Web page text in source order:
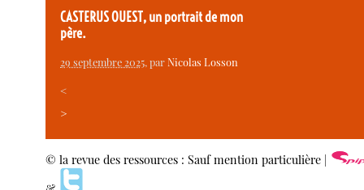
CASTERUS OUEST, un portrait de mon
père.
29 septembre 2025, parNicolas Losson
<
>
© la revue des ressources : Sauf mention particulière |